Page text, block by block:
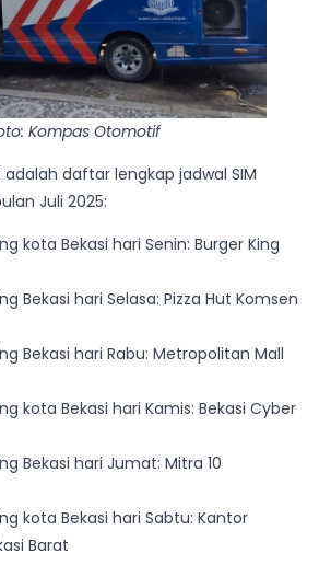
Kompas Otomotif
daftar lengkap jadwal SIM
Juli 2025:
kota Bekasi hari Senin: Burger King
Bekasi hari Selasa: Pizza Hut Komsen
Bekasi hari Rabu: Metropolitan Mall
kota Bekasi hari Kamis: Bekasi Cyber
Bekasi hari Jumat: Mitra 10
kota Bekasi hari Sabtu: Kantor
Barat